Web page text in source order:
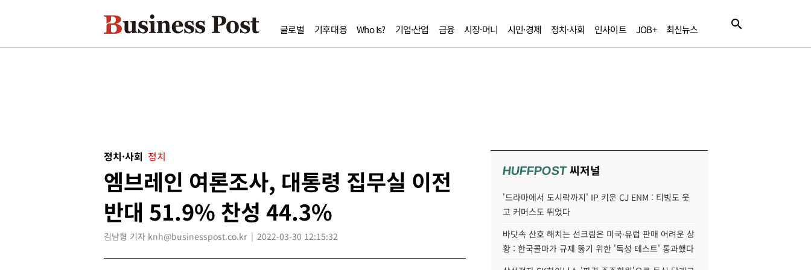
글로벌 기후대응 Who Is? 기업·산업 금융 시장·머니 시민·경제 정치·사회 인사이트 JOB+ 최신뉴스
정치·사회 정치
엠브레인 여론조사, 대통령 집무실 이전
반대 51.9% 찬성 44.3%
김남형 기자 knh@businesspost.co.kr 2022-03-30 12:15:32
HUFFPOST씨저널
'드라마에서 도시락까지' IP 키운 CJ ENM : 티빙도 웃
고 커머스도 뛰었다
바닷속 산호 해치는 선크림은 미국·유럽 판매 어려운 상
황 : 한국콜마가 규제 뚫기 위한 '독성 테스트' 통과했다